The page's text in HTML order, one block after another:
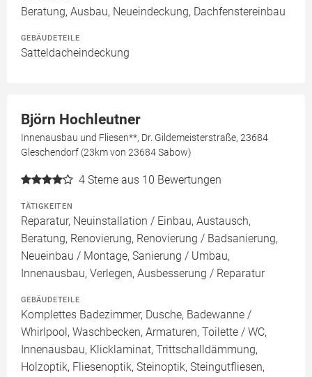
Beratung, Ausbau, Neueindeckung, Dachfenstereinbau
GEBÄUDETEILE
Satteldacheindeckung
Björn Hochleutner
Innenausbau und Fliesen**, Dr. Gildemeisterstraße, 23684
Gleschendorf (23km von 23684 Sabow)
4 Sterne aus 10 Bewertungen
TÄTIGKEITEN
Reparatur, Neuinstallation / Einbau, Austausch,
Beratung, Renovierung, Renovierung / Badsanierung,
Neueinbau / Montage, Sanierung / Umbau,
Innenausbau, Verlegen, Ausbesserung / Reparatur
GEBÄUDETEILE
Komplettes Badezimmer, Dusche, Badewanne /
Whirlpool, Waschbecken, Armaturen, Toilette / WC,
Innenausbau, Klicklaminat, Trittschalldämmung,
Holzoptik, Fliesenoptik, Steinoptik, Steingutfliesen,